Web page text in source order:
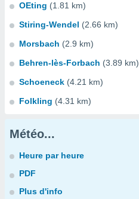
OEting (1.81 km)
Stiring-Wendel (2.66 km)
Morsbach (2.9 km)
Behren-lès-Forbach (3.89 km)
Schoeneck (4.21 km)
Folkling (4.31 km)
Météo...
Heure par heure
PDF
Plus d'info